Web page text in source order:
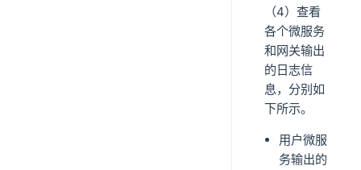
（4）查看
各个微服务
和网关输出
的日志信
息，分别如
下所示。
用户微服
务输出的